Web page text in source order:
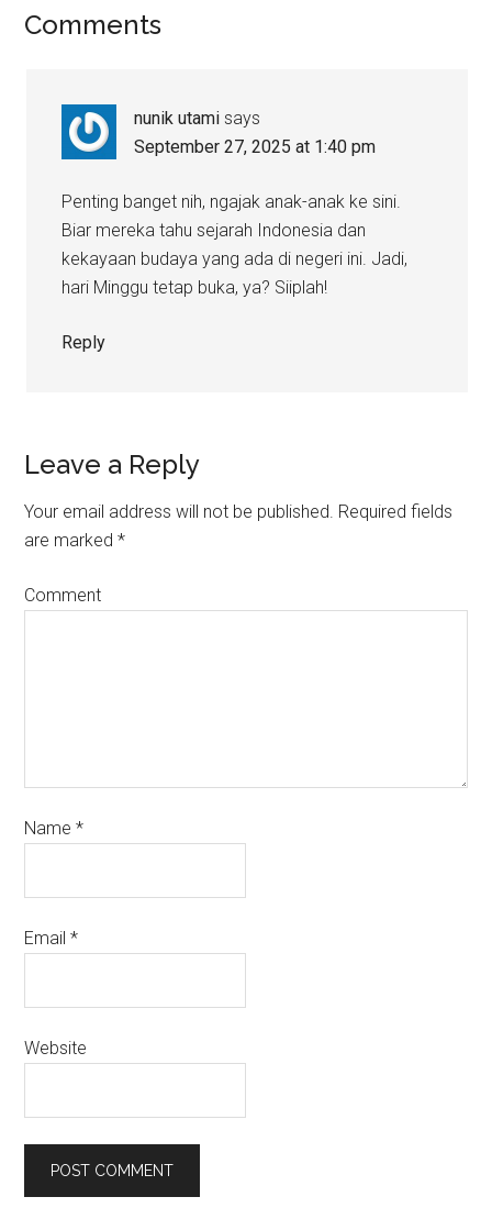
Comments
nunik utami says
September 27, 2025 at 1:40 pm
Penting banget nih, ngajak anak-anak ke sini.
Biar mereka tahu sejarah Indonesia dan
kekayaan budaya yang ada di negeri ini. Jadi,
hari Minggu tetap buka, ya? Siiplah!
Reply
Leave a Reply
Your email address will not be published. Required fields
are marked*
Comment
Name*
Email*
Website